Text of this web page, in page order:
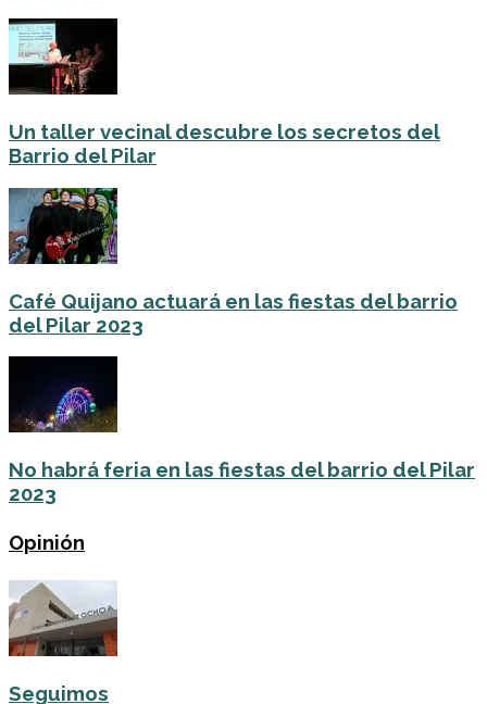
Un taller vecinal descubre los secretos del
Barrio del Pilar
Café Quijano actuará en las fiestas del barrio
del Pilar 2023
No habrá feria en las fiestas del barrio del Pilar
2023
Opinión
Seguimos